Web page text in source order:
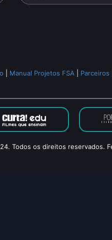
Manual Projetos FSA Parceiros
Todos os direitos reservados.